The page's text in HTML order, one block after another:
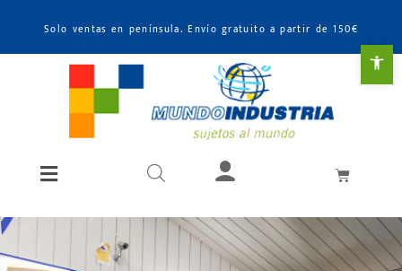
Solo ventas en península. Envío gratuito a partir de 150€